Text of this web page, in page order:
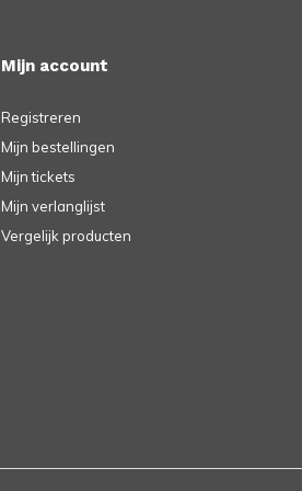
Mijn account
Registreren
Mijn bestellingen
Mijn tickets
Mijn verlanglijst
Vergelijk producten